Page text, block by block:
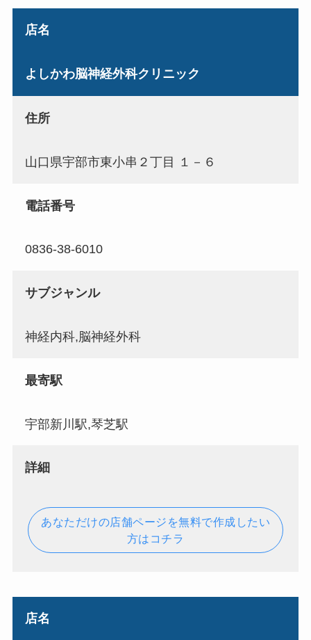
店名
よしかわ脳神経外科クリニック
住所
山口県宇部市東小串２丁目 １－６
電話番号
0836-38-6010
サブジャンル
神経内科,脳神経外科
最寄駅
宇部新川駅,琴芝駅
詳細
あなただけの店舗ページを無料で作成したい
方はコチラ
店名